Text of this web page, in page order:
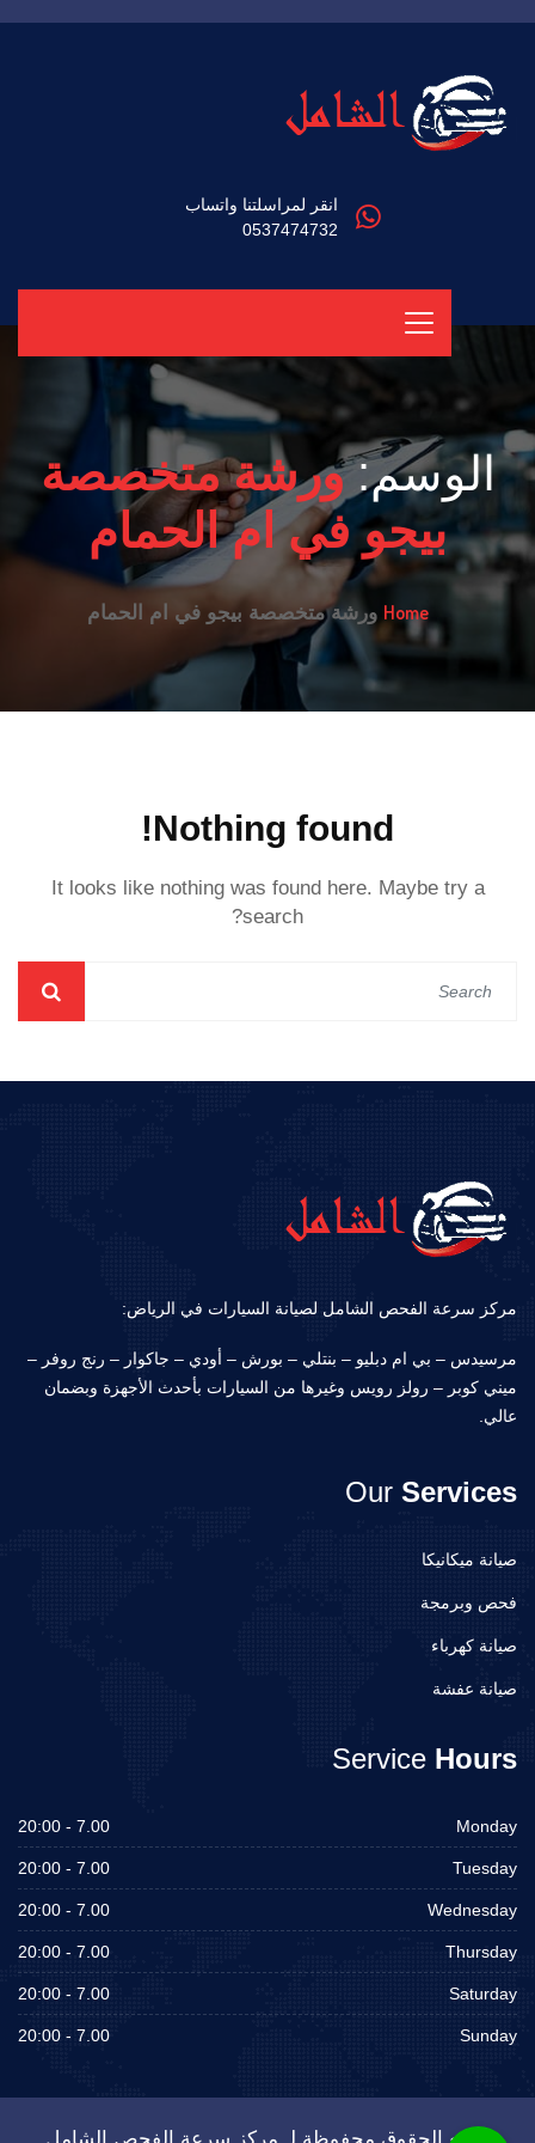
انقر لمراسلتنا واتساب
0537474732
الوسم:ورشة متخصصة
بيجو في ام الحمام
Home ورشة متخصصة بيجو في ام الحمام
Nothing found!
It looks like nothing was found here. Maybe try a
search?
مركز سرعة الفحص الشامل لصيانة السيارات في الرياض:
مرسيدس – بي ام دبليو – بنتلي – بورش – أودي – جاكوار – رنج روفر –
ميني كوبر – رولز رويس وغيرها من السيارات بأحدث الأجهزة وبضمان
عالي.
Our Services
صيانة ميكانيكا
فحص وبرمجة
صيانة كهرباء
صيانة عفشة
Service Hours
Monday
7.00 - 20:00
Tuesday
7.00 - 20:00
Wednesday
7.00 - 20:00
Thursday
7.00 - 20:00
Saturday
7.00 - 20:00
Sunday
7.00 - 20:00